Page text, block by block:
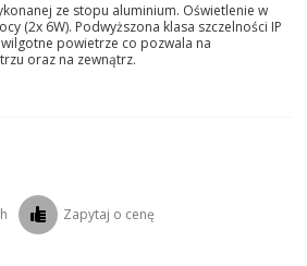
ze stopu aluminium. Oświetlenie w
(2x 6W). Podwyższona klasa szczelności IP
powietrze co pozwala na
oraz na zewnątrz.
Zapytaj o cenę